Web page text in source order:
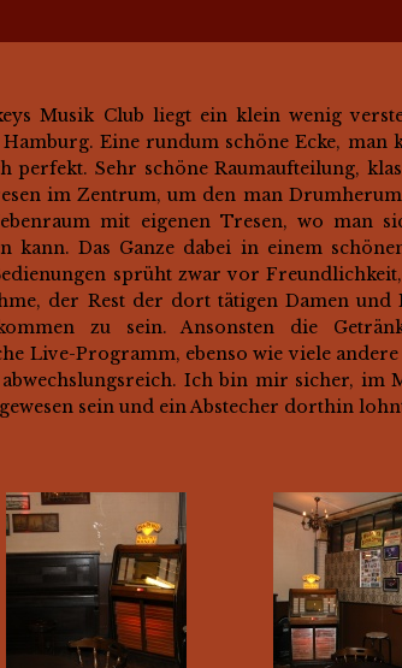
Musik Club liegt ein klein wenig
Eine rundum schöne Ecke, man
perfekt. Sehr schöne Raumaufteilung,
im Zentrum, um den man
mit eigenen Tresen, wo man
kann. Das Ganze dabei in einem
sprüht zwar vor
der Rest der dort tätigen Damen
zu sein. Ansonsten die
Live-Programm, ebenso wie viele
Ich bin mir sicher, im
sein und ein Abstecher dorthin